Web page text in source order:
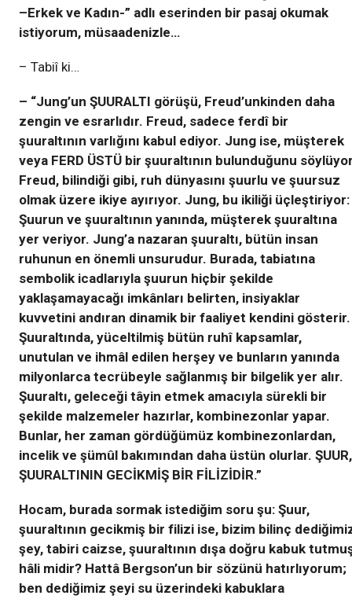
–Erkek ve Kadın-” adlı eserinden bir pasaj okumak
istiyorum, müsaadenizle…
– Tabiî ki…
– “Jung’un ŞUURALTI görüşü, Freud’unkinden daha
zengin ve esrarlıdır. Freud, sadece ferdî bir
şuuraltının varlığını kabul ediyor. Jung ise, müşterek
veya FERD ÜSTÜ bir şuuraltının bulunduğunu
Freud, bilindiği gibi, ruh dünyasını şuurlu ve şuursuz
olmak üzere ikiye ayırıyor. Jung, bu ikiliği üçleştiriyor:
Şuurun ve şuuraltının yanında, müşterek şuuraltına
yer veriyor. Jung’a nazaran şuuraltı, bütün insan
ruhunun en önemli unsurudur. Burada, tabiatına
sembolik icadlarıyla şuurun hiçbir şekilde
yaklaşamayacağı imkânları belirten, insiyaklar
kuvvetini andıran dinamik bir faaliyet kendini gösterir.
Şuuraltında, yüceltilmiş bütün ruhî kapsamlar,
unutulan ve ihmâl edilen herşey ve bunların yanında
milyonlarca tecrübeyle sağlanmış bir bilgelik yer alır.
Şuuraltı, geleceği tâyin etmek amacıyla sürekli bir
şekilde malzemeler hazırlar, kombinezonlar yapar.
Bunlar, her zaman gördüğümüz kombinezonlardan,
incelik ve şümûl bakımından daha üstün olurlar. ŞUUR,
ŞUURALTININ GECİKMİŞ BİR FİLİZİDİR.”
Hocam, burada sormak istediğim soru şu: Şuur,
şuuraltının gecikmiş bir filizi ise, bizim bilinç
şey, tabiri caizse, şuuraltının dışa doğru kabuk
hâli midir? Hattâ Bergson’un bir sözünü hatırlıyorum;
ben dediğimiz şeyi su üzerindeki kabuklara